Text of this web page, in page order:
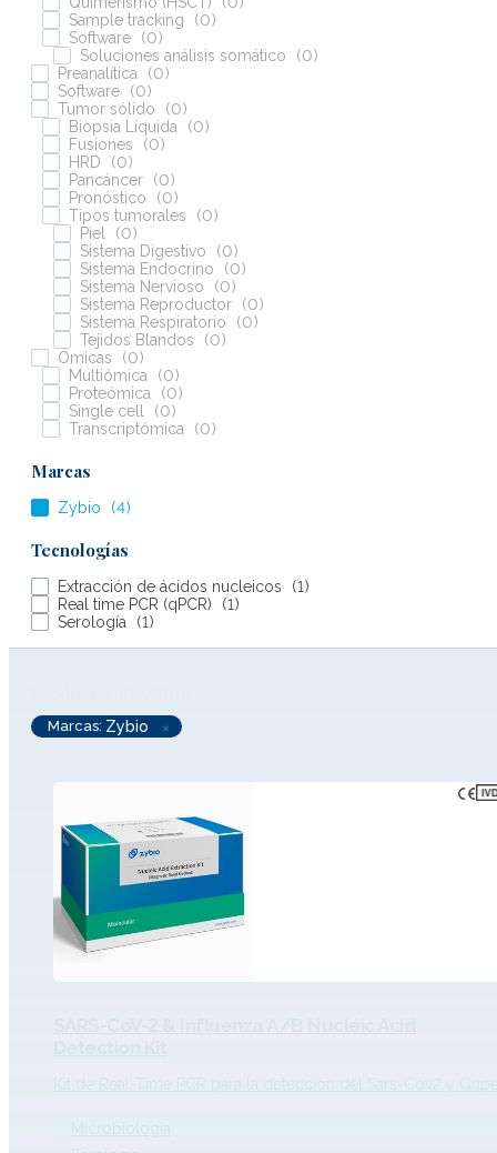
Sample tracking
(0)
Software
(0)
Soluciones análisis somático
(0)
Preanalítica
(0)
Software
(0)
Tumor sólido
(0)
Biopsia Líquida
(0)
Fusiones
(0)
HRD
(0)
Pancáncer
(0)
Pronóstico
(0)
Tipos tumorales
(0)
Piel
(0)
Sistema Digestivo
(0)
Sistema Endocrino
(0)
Sistema Nervioso
(0)
Sistema Reproductor
(0)
Sistema Respiratorio
(0)
Tejidos Blandos
(0)
Ómicas
(0)
Multiómica
(0)
Proteómica
(0)
Single cell
(0)
Transcriptómica
(0)
Marcas
Zybio (4)
Tecnologías
Extracción de ácidos nucleicos (1)
Real time PCR (qPCR)
(1)
Serología
(1)
Marcas: Zybio ×